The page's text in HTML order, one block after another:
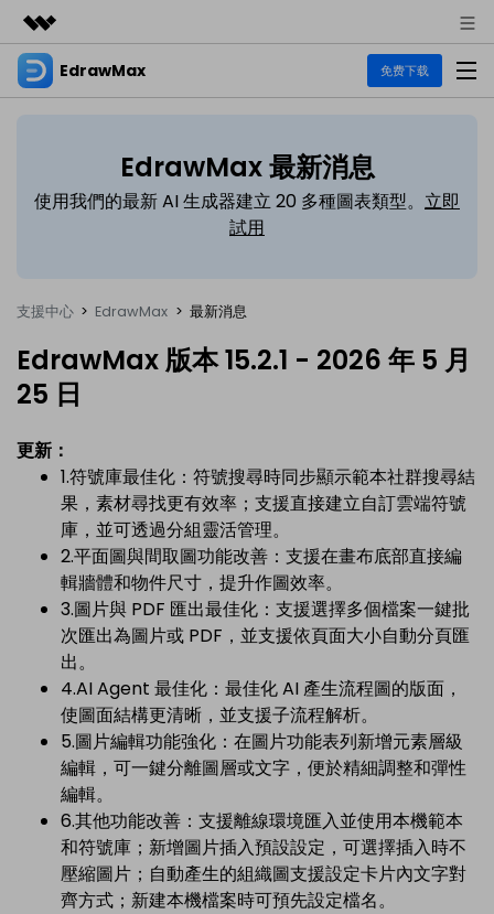
精選產品
解決方案
支援
EdrawMax 免费下载
EdrawMax
多合一圖表軟體
EdrawMind
專業的甘特圖工具
圖表
技術用途
設計用途
平面圖
其他用途
Visio替代方案
所有圖表類型>>
EdrawMax 社區
文章内容
熱門話題
免費可編輯家族樹範例 >
支援
教程
支援中心 >
商業
立即購買
搜索
EdrawMax 最新消息
使用我們的最新 AI 生成器建立 20 多種圖表類型。 立即
試用
支援中心 > EdrawMax > 最新消息
EdrawMax 版本 15.2.1 - 2026 年 5 月
25 日
更新：
1.符號庫最佳化：符號搜尋時同步顯示範本社群搜尋結
果，素材尋找更有效率；支援直接建立自訂雲端符號
庫，並可透過分組靈活管理。
2.平面圖與間取圖功能改善：支援在畫布底部直接編
輯牆體和物件尺寸，提升作圖效率。
3.圖片與 PDF 匯出最佳化：支援選擇多個檔案一鍵批
次匯出為圖片或 PDF，並支援依頁面大小自動分頁匯
出。
4.AI Agent 最佳化：最佳化 AI 產生流程圖的版面，
使圖面結構更清晰，並支援子流程解析。
5.圖片編輯功能強化：在圖片功能表列新增元素層級
編輯，可一鍵分離圖層或文字，便於精細調整和彈性
編輯。
6.其他功能改善：支援離線環境匯入並使用本機範本
和符號庫；新增圖片插入預設設定，可選擇插入時不
壓縮圖片；自動產生的組織圖支援設定卡片內文字對
齊方式；新建本機檔案時可預先設定檔名。